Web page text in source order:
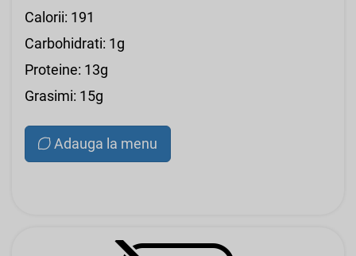
Calorii: 191
Carbohidrati: 1g
Proteine: 13g
Grasimi: 15g
Adauga la menu